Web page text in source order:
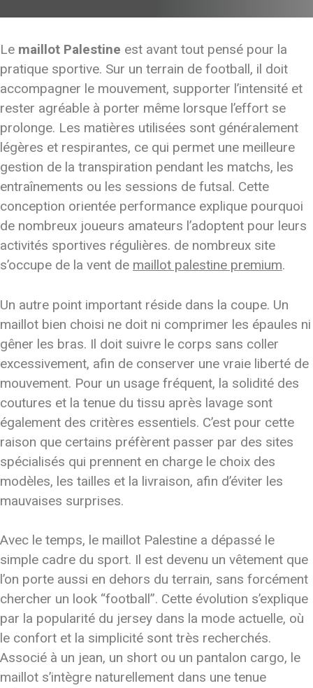
Le maillot Palestine est avant tout pensé pour la
pratique sportive. Sur un terrain de football, il doit
accompagner le mouvement, supporter l’intensité et
rester agréable à porter même lorsque l’effort se
prolonge. Les matières utilisées sont généralement
légères et respirantes, ce qui permet une meilleure
gestion de la transpiration pendant les matchs, les
entraînements ou les sessions de futsal. Cette
conception orientée performance explique pourquoi
de nombreux joueurs amateurs l’adoptent pour leurs
activités sportives régulières. de nombreux site
s’occupe de la vent de maillot palestine premium.
Un autre point important réside dans la coupe. Un
maillot bien choisi ne doit ni comprimer les épaules ni
gêner les bras. Il doit suivre le corps sans coller
excessivement, afin de conserver une vraie liberté de
mouvement. Pour un usage fréquent, la solidité des
coutures et la tenue du tissu après lavage sont
également des critères essentiels. C’est pour cette
raison que certains préfèrent passer par des sites
spécialisés qui prennent en charge le choix des
modèles, les tailles et la livraison, afin d’éviter les
mauvaises surprises.
Avec le temps, le maillot Palestine a dépassé le
simple cadre du sport. Il est devenu un vêtement que
l’on porte aussi en dehors du terrain, sans forcément
chercher un look “football”. Cette évolution s’explique
par la popularité du jersey dans la mode actuelle, où
le confort et la simplicité sont très recherchés.
Associé à un jean, un short ou un pantalon cargo, le
maillot s’intègre naturellement dans une tenue